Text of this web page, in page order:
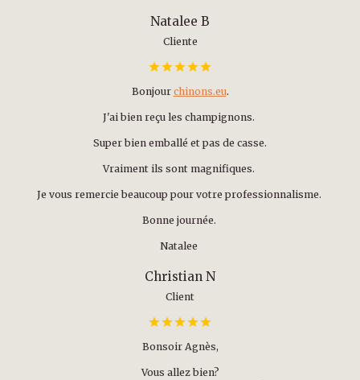
Natalee B
Cliente
Bonjour chinons.eu.
J'ai bien reçu les champignons.
Super bien emballé et pas de casse.
Vraiment ils sont magnifiques.
Je vous remercie beaucoup pour votre professionnalisme.
Bonne journée.
Natalee
Christian N
Client
Bonsoir Agnès,
Vous allez bien?